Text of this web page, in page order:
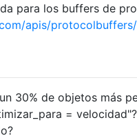
para los buffers de
apis/
30% de objetos más
=